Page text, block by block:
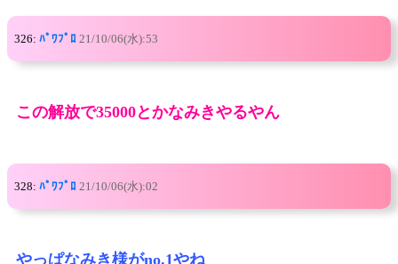
326: ﾊﾟﾜﾌﾟﾛ 21/10/06(水):53
この解放で35000とかなみきやるやん
328: ﾊﾟﾜﾌﾟﾛ 21/10/06(水):02
やっぱなみき様がno.1やね